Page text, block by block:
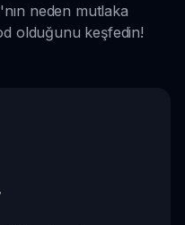
neden mutlaka
olduğunu keşfedin!